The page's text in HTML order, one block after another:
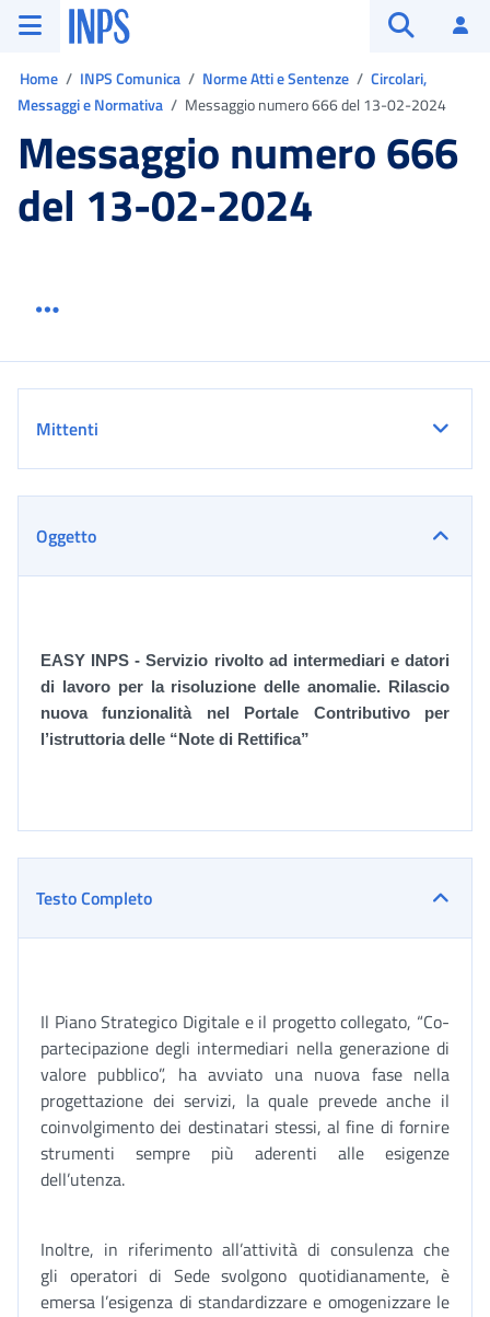
Vai al menu principale
Vai al contenuto principale
Vai al pie' di pagina
INPS ()
Home INPS Comunica Norme Atti e Sentenze
Circolari,
Messaggi e Normativa
Messaggio numero 666 del 13-02-2024
Messaggio numero 666
del 13-02-2024
Mittenti
Oggetto
EASY INPS - Servizio rivolto ad intermediari e datori
di lavoro per la risoluzione delle anomalie. Rilascio
nuova funzionalità nel Portale Contributivo per
l’istruttoria delle “Note di Rettifica”
Testo Completo
Il Piano Strategico Digitale e il progetto collegato, “Co-
partecipazione degli intermediari nella generazione di
valore pubblico”, ha avviato una nuova fase nella
progettazione dei servizi, la quale prevede anche il
coinvolgimento dei destinatari stessi, al fine di fornire
strumenti sempre più aderenti alle esigenze
dell’utenza.
Inoltre, in riferimento all’attività di consulenza che
gli operatori di Sede svolgono quotidianamente, è
emersa l’esigenza di standardizzare e omogenizzare le